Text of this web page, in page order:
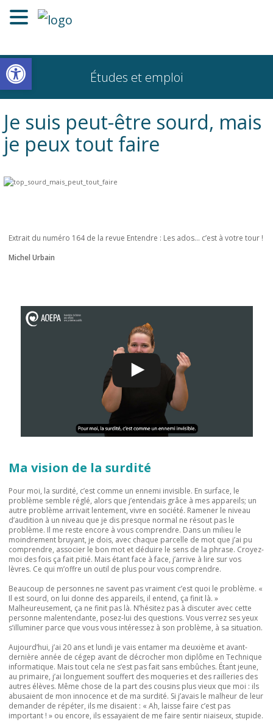
Études et emploi
Je suis peut-être sourd, mais
je peux tout faire
Extrait du numéro 164 de la revue Entendre : Les ados… c’est à votre tour !
Michel Urbain
Ma vision de la surdité
Pour moi, la surdité, c’est comme un ennemi invisible. En surface, le
problème semble réglé, alors que j’entendais grâce à mes appareils; un
autre problème arrivait lentement, vivre en société. Ramener le niveau
d’audition à un niveau que je dis presque normal ne résout pas le
problème. Il me reste encore à vous comprendre. Dans un milieu le
moindrement bruyant, je dois, avec chaque parcelle de mot que j’ai pu
comprendre, associer le bon mot et déduire le sens de la phrase. Croyez-
moi des fois ça fait pitié. Mais étant face à face, j’arrive à lire sur vos
lèvres. Ce qui m’offre un outil de plus pour vous comprendre.
Beaucoup de personnes ne savent pas vraiment c’est quoi le problème. «
Il est sourd, on lui donne des appareils, il entend, ça finit là. »
Malheureusement, ça ne finit pas là. N’hésitez pas à discuter avec cette
personne malentendante, posez-lui des questions. Vous verrez ses yeux
s’illuminer parce que vous vous intéressez à son problème, à sa situation.
Aujourd’hui, j’ai 20 ans et lundi je vais entamer ma deuxième et avant-
dernière année de cégep avant de décrocher mon diplôme en Technique
informatique. Mais tout cela ne s’est pas fait sans embûches. Étant jeune,
au primaire, j’ai longuement souffert des moqueries et des railleries des
autres élèves. Même chose de la part des cousins plus vieux que moi : ils
abusaient de mon innocence et de ma surdité. Si j’avais le malheur de leur
demander de répéter, ils me disaient : « Ah, laisse faire c’est pas
important ! » ou encore, ils essayaient de me faire sentir niaiseux, stupide.
Ouvrir la barre d’outils